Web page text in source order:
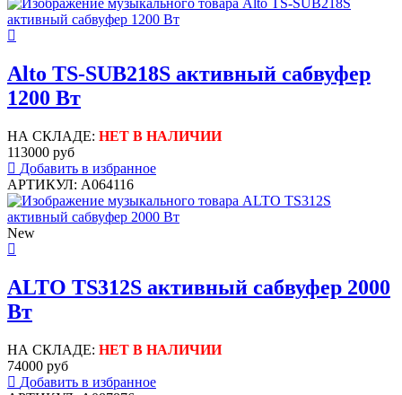
Alto TS-SUB218S активный сабвуфер
1200 Вт
НА СКЛАДЕ: НЕТ В НАЛИЧИИ
113000 руб
Добавить в избранное
АРТИКУЛ: A064116
New
ALTO TS312S активный сабвуфер 2000
Вт
НА СКЛАДЕ: НЕТ В НАЛИЧИИ
74000 руб
Добавить в избранное